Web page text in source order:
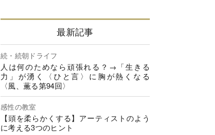
最新記事
続・続朝ドライフ
人は何のためなら頑張れる？→「生きる
力」が湧く〈ひと言〉に胸が熱くなる
〈風、薫る第94回〉
感性の教室
【頭を柔らかくする】アーティストのよう
に考える3つのヒント